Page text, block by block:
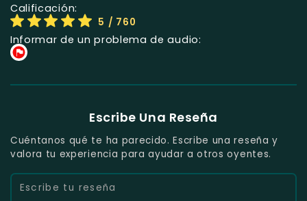
Calificación:
5 / 760
Informar de un problema de audio:
Escribe Una Reseña
Cuéntanos qué te ha parecido. Escribe una reseña y
valora tu experiencia para ayudar a otros oyentes.